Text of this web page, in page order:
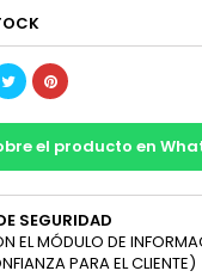
el producto en
SEGURIDAD
EL MÓDULO DE
PARA EL CLIENTE)